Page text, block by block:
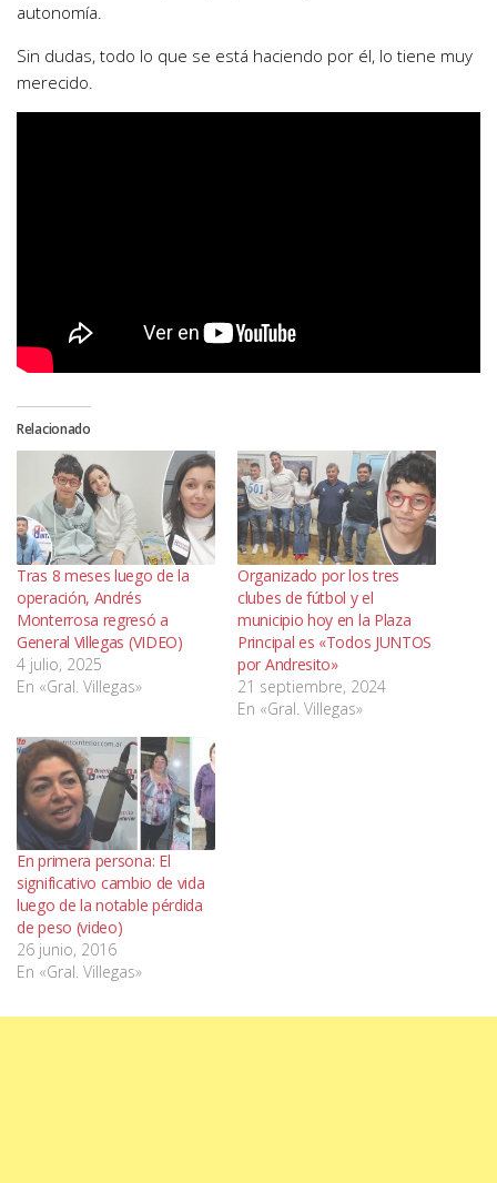
autonomía.
Sin dudas, todo lo que se está haciendo por él, lo tiene muy
merecido.
Relacionado
Tras 8 meses luego de la
operación, Andrés
Monterrosa regresó a
General Villegas (VIDEO)
4 julio, 2025
En «Gral. Villegas»
Organizado por los tres
clubes de fútbol y el
municipio hoy en la Plaza
Principal es «Todos JUNTOS
por Andresito»
21 septiembre, 2024
En «Gral. Villegas»
En primera persona: El
significativo cambio de vida
luego de la notable pérdida
de peso (video)
26 junio, 2016
En «Gral. Villegas»